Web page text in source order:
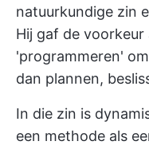
natuurkundige zin
Hij gaf de
'programmeren'
dan plannen,
In die zin is
een methode als